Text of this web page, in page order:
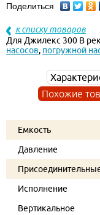
Поделиться
к списку товаров
Для Джилекс 300 В
насосов, погружной
Похожие
Емкость
Давление
Исполнение
Вертикальное